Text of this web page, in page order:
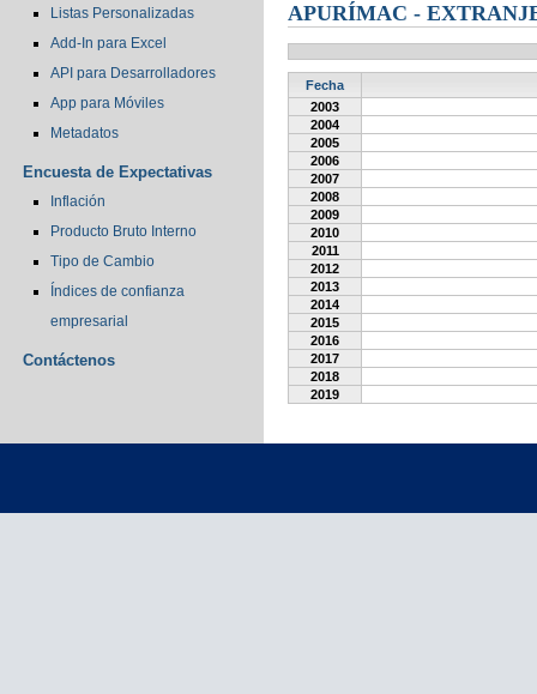
Listas Personalizadas
Add-In para Excel
API para Desarrolladores
App para Móviles
Metadatos
Encuesta de Expectativas
Inflación
Producto Bruto Interno
Tipo de Cambio
Índices de confianza
empresarial
Contáctenos
APURÍMAC -
Fecha
2003
2004
2005
2006
2007
2008
2009
2010
2011
2012
2013
2014
2015
2016
2017
2018
2019